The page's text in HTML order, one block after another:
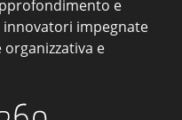
e
impegnate
e